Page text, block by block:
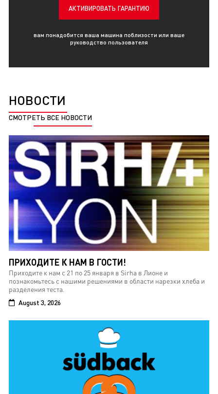
АКТИВИРОВАТЬ ГАРАНТИЮ
вам понадобится ваша машина поблизости или ваше
руководство пользователя
НОВОСТИ
СМОТРЕТЬ ВСЕ НОВОСТИ
ПРИХОДИТЕ К НАМ В ГОСТИ!
Приходите к нам с 21 по 25 января в Sirha в Лионе и
познакомьтесь с нашими решениями в области нарезки хлеба и
разделения теста.
August 3, 2026